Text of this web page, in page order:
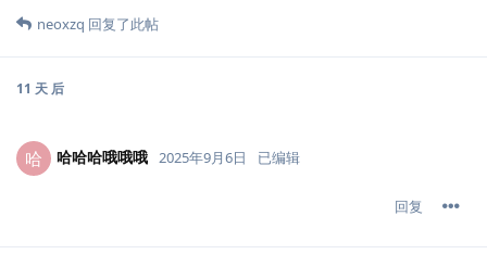
neoxzq 回复了此帖
11 天 后
哈 哈哈哈哦哦哦 2025年9月6日 已编辑
回复